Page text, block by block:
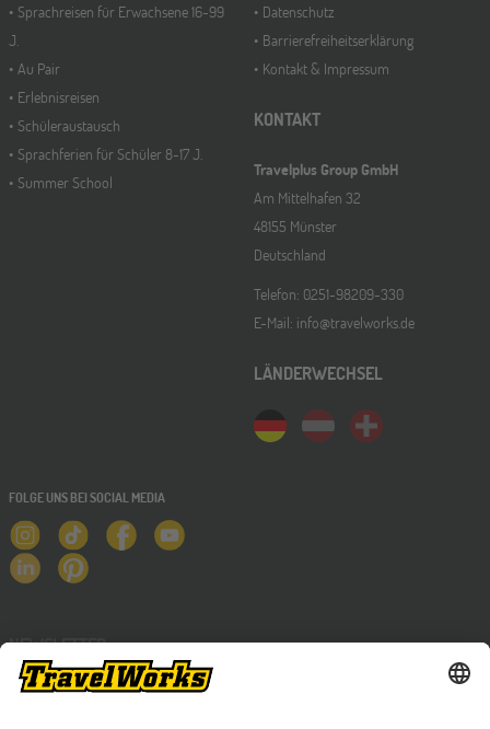
Sprachreisen für Erwachsene 16-99
J.
Au Pair
Erlebnisreisen
Schüleraustausch
Sprachferien für Schüler 8-17 J.
Summer School
Datenschutz
Barrierefreiheitserklärung
Kontakt & Impressum
KONTAKT
Travelplus Group GmbH
Am Mittelhafen 32
48155 Münster
Deutschland
Telefon: 0251-98209-330
E-Mail: info@travelworks.de
LÄNDERWECHSEL
FOLGE UNS BEI SOCIAL MEDIA
NEWSLETTER